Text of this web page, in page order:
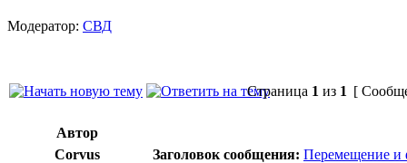
Модератор: СВД
Страница 1 из 1 [
Автор
Corvus
Заголовок сообщения: Перемещение и